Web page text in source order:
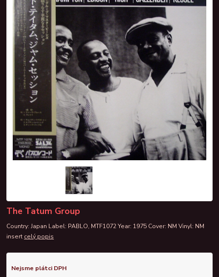
The Tatum Group
Country: Japan Label: PABLO, MTF1072 Year: 1975 Cover: NM Vinyl: NM
insert celý popis
Nejsme plátci DPH